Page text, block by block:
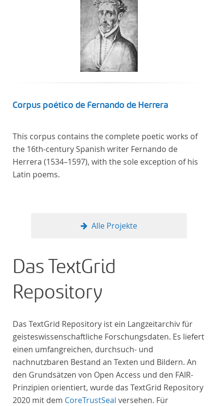
Corpus poético de Fernando de Herrera
This corpus contains the complete poetic works of
the 16th-century Spanish writer Fernando de
Herrera (1534–1597), with the sole exception of his
Latin poems.
Alle Projekte
Das TextGrid
Repository
Das TextGrid Repository ist ein Langzeitarchiv für
geisteswissenschaftliche Forschungsdaten. Es liefert
einen umfangreichen, durchsuch- und
nachnutzbaren Bestand an Texten und Bildern. An
den Grundsätzen von Open Access und den FAIR-
Prinzipien orientiert, wurde das TextGrid Repository
2020 mit dem CoreTrustSeal versehen. Für